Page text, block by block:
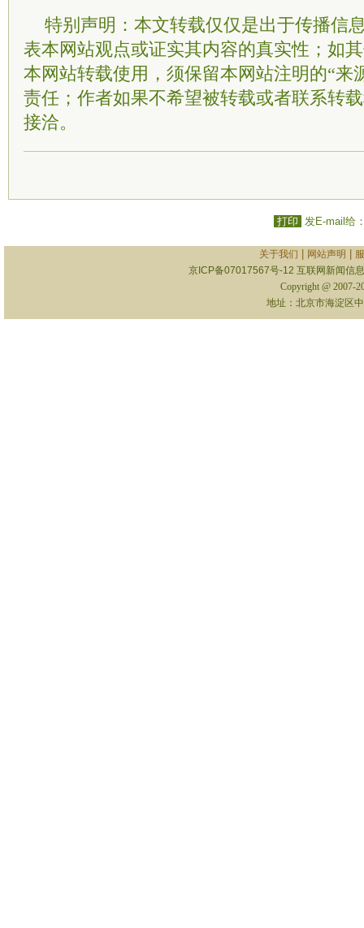
特别声明：本文转载仅仅是出于传播信
表本网站观点或证实其内容的真实性；如
本网站转载使用，须保留本网站注明的“来
责任；作者如果不希望被转载或者联系转
接洽。
打印 发E-mail给
关于我们 网站声明
京ICP备07017567号-12 互联网新闻信
Copyright @ 2007-
地址：北京市海淀区